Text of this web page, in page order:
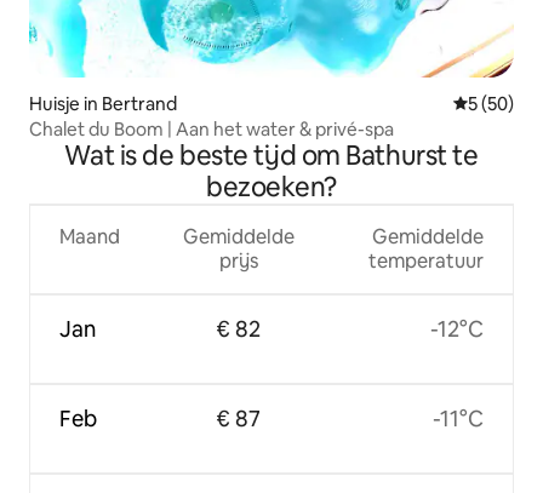
Huisje in Bertrand
5 (50)
Chalet du Boom | Aan het water & privé-spa
Wat is de beste tijd om Bathurst te
bezoeken?
Maand
Jan
Feb
Gemiddelde
prijs
€ 82
€ 87
Gemiddelde
temperatuur
-12°C
-11°C